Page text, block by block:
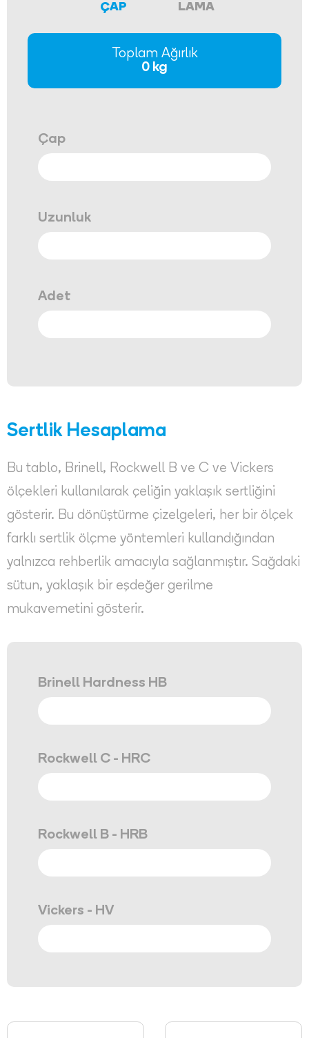
ÇAP LAMA
Çap
Uzunluk
Adet
Toplam Ağırlık
0 kg
Sertlik Hesaplama
Bu tablo, Brinell, Rockwell B ve C ve Vickers
ölçekleri kullanılarak çeliğin yaklaşık sertliğini
gösterir. Bu dönüştürme çizelgeleri, her bir ölçek
farklı sertlik ölçme yöntemleri kullandığından
yalnızca rehberlik amacıyla sağlanmıştır. Sağdaki
sütun, yaklaşık bir eşdeğer gerilme
mukavemetini gösterir.
Brinell Hardness HB
Rockwell C - HRC
Rockwell B - HRB
Vickers - HV